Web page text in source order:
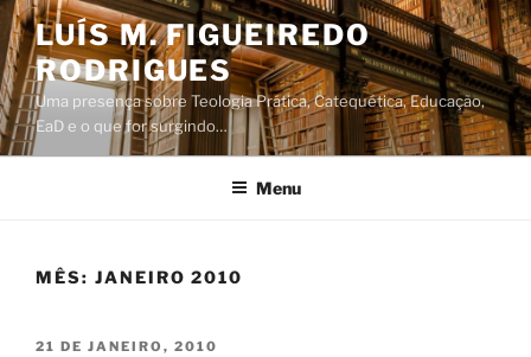
Saltar
para
o
conteúdo
LUÍS M. FIGUEIREDO
RODRIGUES
Uma presença sobre Teologia Prática, Catequética, Educação,
EaD e o que for surgindo…
Menu
MÊS: JANEIRO 2010
PUBLICADO
21 DE JANEIRO, 2010